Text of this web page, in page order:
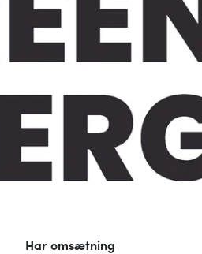
Har omsætning